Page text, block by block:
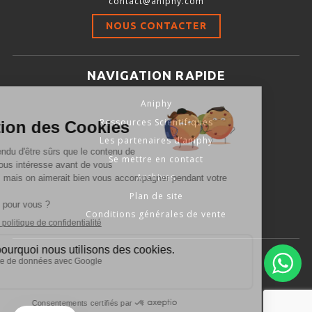
Stimulation-évaluation Thermique
ACTIVITÉ LOCOMOTRICE ET EXPLORATOIRE
COORDINATION ET SENSORI-MOTEUR
RYTHMES CIRCADIENS
DÉVELOPPEMENTS À FAÇON
PORTIQUES & STATIONS D’ANÉSTHÉSIE
ASPIRATEURS ET CARTOUCHES CHARBON ACTIF
ÉVAPORATEURS
NOUS CONTACTER
NAVIGATION RAPIDE
Aniphy
Ressources Scientifiques
Les partenaires d’aniphy
Se mettre en contact
Archives
Plan de site
Conditions générales de vente